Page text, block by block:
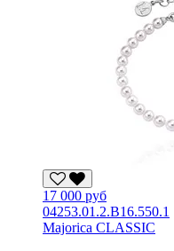
17 000 руб
04253.01.2.B16.550.1
Majorica CLASSIC